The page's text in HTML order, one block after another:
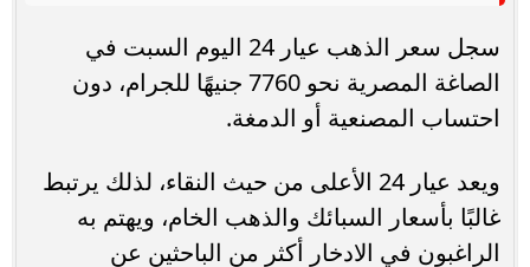
سجل سعر الذهب عيار 24 اليوم السبت في
الصاغة المصرية نحو 7760 جنيهًا للجرام، دون
احتساب المصنعية أو الدمغة.
ويعد عيار 24 الأعلى من حيث النقاء، لذلك يرتبط
غالبًا بأسعار السبائك والذهب الخام، ويهتم به
الراغبون في الادخار أكثر من الباحثين عن